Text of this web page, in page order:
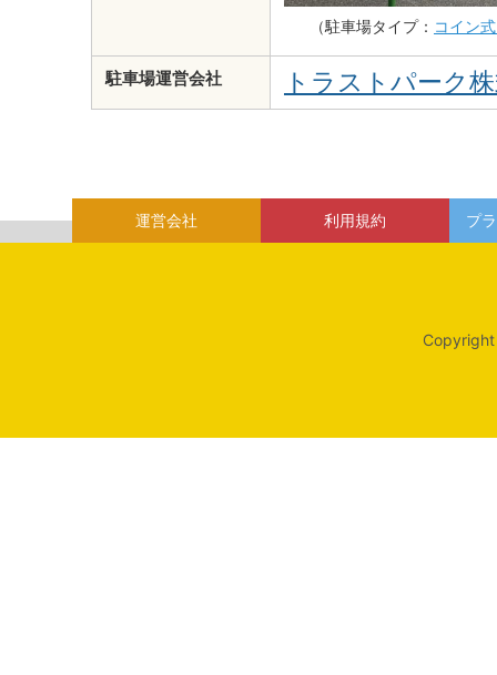
（駐車場タイプ： コイン
駐車場運営会社 トラストパーク
運営会社 利用規約 プ